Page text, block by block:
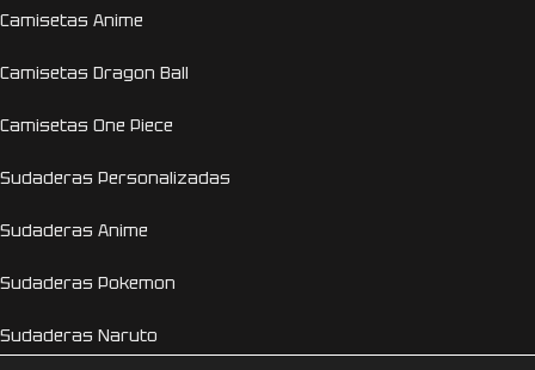
Camisetas Anime
Camisetas Dragon Ball
Camisetas One Piece
Sudaderas Personalizadas
Sudaderas Anime
Sudaderas Pokemon
Sudaderas Naruto